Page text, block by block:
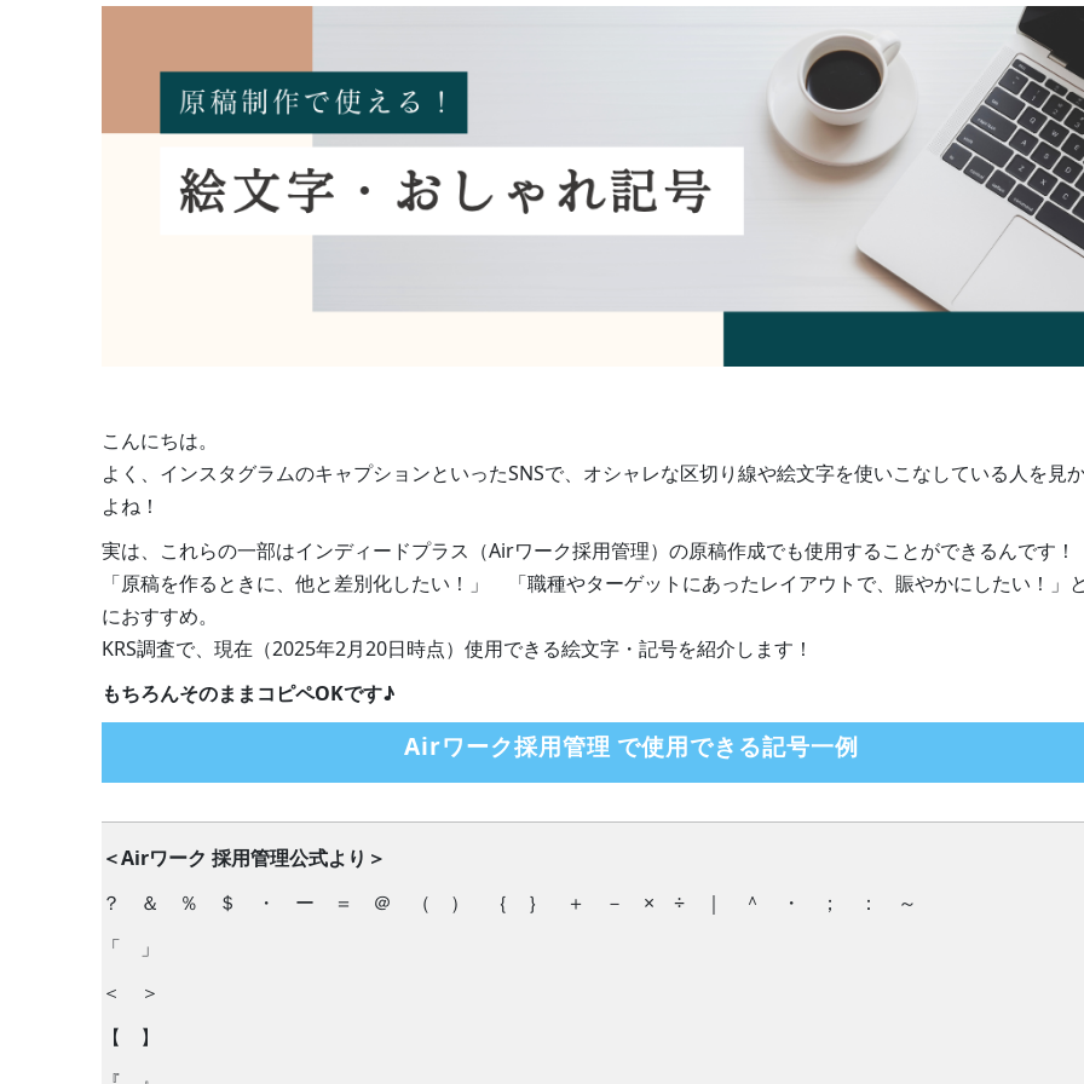
こんにちは。
よく、インスタグラムのキャプションといったSNSで、オシャレな区切り線や絵文字を使いこなしている人を見
よね！
実は、これらの一部はインディードプラス（Airワーク採用管理）の原稿作成でも使用することができるんです！
「原稿を作るときに、他と差別化したい！」 「職種やターゲットにあったレイアウトで、賑やかにしたい！」
におすすめ。
KRS調査で、現在（2025年2月20日時点）使用できる絵文字・記号を紹介します！
もちろんそのままコピペOKです♪
Airワーク採用管理 で使用できる記号一例
＜Airワーク 採用管理公式より＞
？ ＆ ％ ＄ ・ ー ＝ ＠ （ ） ｛ ｝ ＋ － × ÷ ｜ ＾ ・ ； ： ～
「 」
＜ ＞
【 】